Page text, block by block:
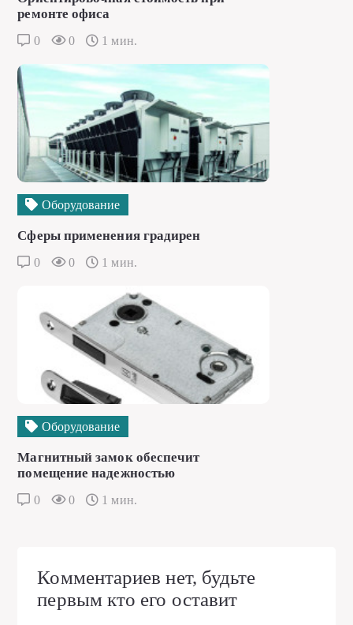
ремонте офиса
0 0 1 мин.
Оборудование
Сферы применения градирен
0 0 1 мин.
Оборудование
Магнитный замок обеспечит
помещение надежностью
0 0 1 мин.
Комментариев нет, будьте
первым кто его оставит